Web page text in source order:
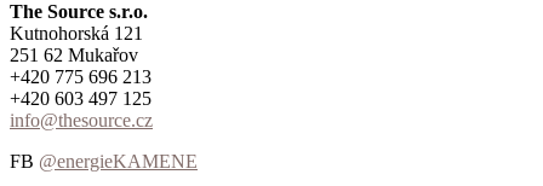
The Source s.r.o.
Kutnohorská 121
251 62 Mukařov
+420 775 696 213
+420 603 497 125
info@thesource.cz
FB @energieKAMENE